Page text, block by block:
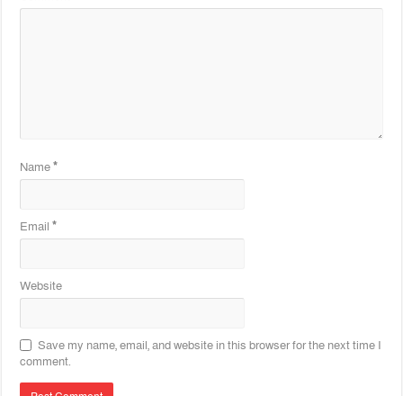
Name*
Email*
Website
Save my name, email, and website in this browser for the next time I
comment.